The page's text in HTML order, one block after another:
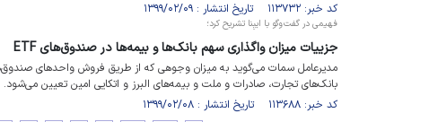
کد خبر: ۱۱۳۷۳۲ تاریخ انتشار : ۱۳۹۹/۰۲/۰۹
فهیمی در گفت‌وگو با ایبِنا تشریح کرد؛
جزییات میزان واگذاری سهم بانک‌ها و بیمه‌ها در صندوق‌های ETF
بانک‌های تجارت، صادرات و ملت و بیمه‌های البرز و اتکایی امین تعیین می‌شود.
کد خبر: ۱۱۳۶۸۸ تاریخ انتشار : ۱۳۹۹/۰۲/۰۸